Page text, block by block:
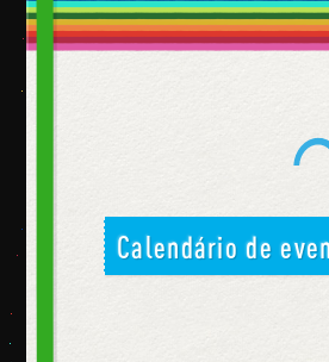
Calendário de